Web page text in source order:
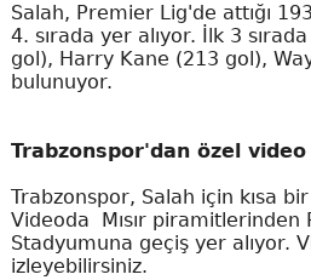
Salah, Premier Lig'de attığı
4. sırada yer alıyor. İlk 3
gol), Harry Kane (213 gol),
bulunuyor.
Trabzonspor'dan özel video
Trabzonspor, Salah için kısa
Videoda Mısır piramitlerinden
Stadyumuna geçiş yer alıyor.
izleyebilirsiniz.